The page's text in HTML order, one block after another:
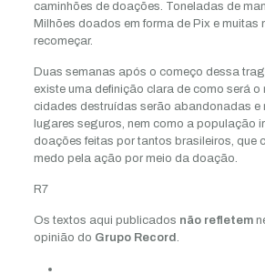
caminhões de doações. Toneladas de
Milhões doados em forma de Pix e muitas
recomeçar.
Duas semanas após o começo dessa
existe uma definição clara de como será o
cidades destruídas serão abandonadas e
lugares seguros, nem como a população
doações feitas por tantos brasileiros, que
medo pela ação por meio da doação.
R7
Os textos aqui publicados não refletem
opinião do Grupo Record